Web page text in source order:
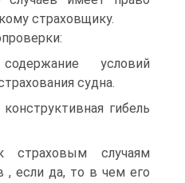
страховщику.
условий
судна.
гибель
страховым случаям
, если да, то в чем его